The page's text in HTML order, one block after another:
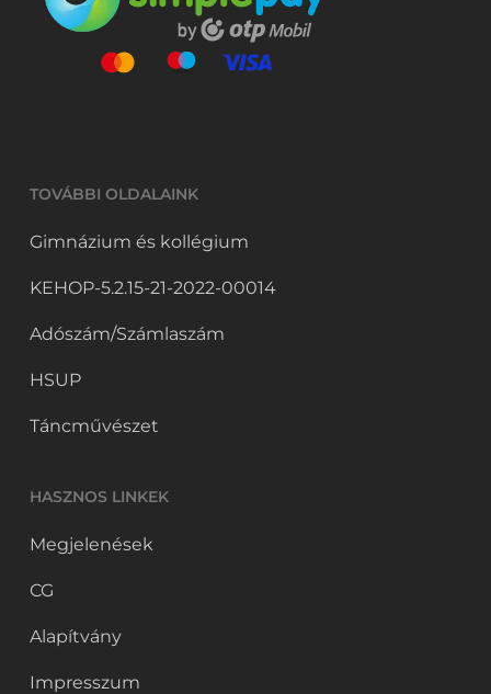
TOVÁBBI OLDALAINK
Gimnázium és kollégium
KEHOP-5.2.15-21-2022-00014
Adószám/Számlaszám
HSUP
Táncművészet
HASZNOS LINKEK
Megjelenések
CG
Alapítvány
Impresszum